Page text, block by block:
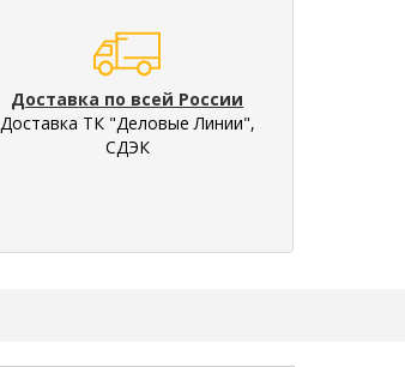
Доставка по всей России
Доставка ТК "Деловые Линии",
СДЭК